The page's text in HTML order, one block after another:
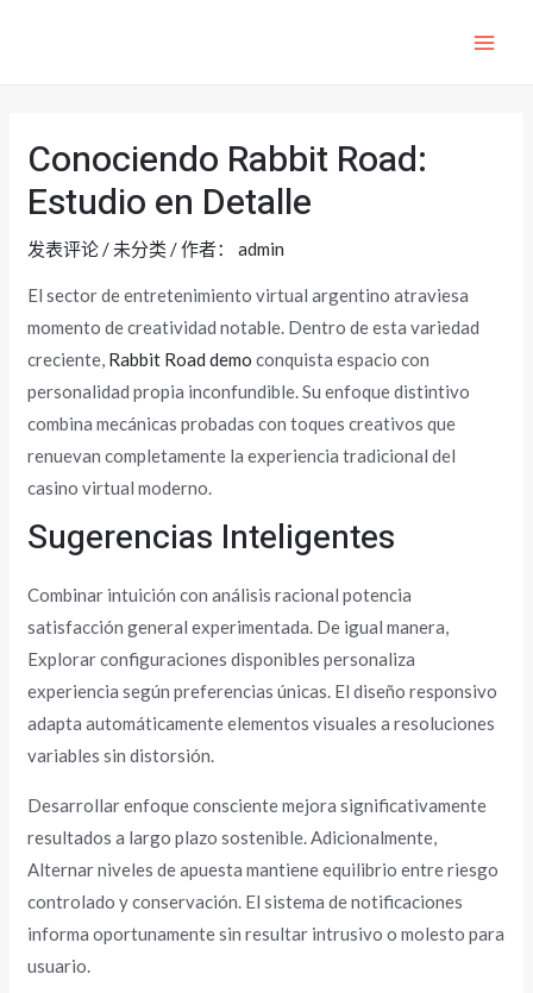
Conociendo Rabbit Road:
Estudio en Detalle
发表评论/ 未分类 / 作者： admin
El sector de entretenimiento virtual argentino atraviesa
momento de creatividad notable. Dentro de esta variedad
creciente, Rabbit Road demo conquista espacio con
personalidad propia inconfundible. Su enfoque distintivo
combina mecánicas probadas con toques creativos que
renuevan completamente la experiencia tradicional del
casino virtual moderno.
Sugerencias Inteligentes
Combinar intuición con análisis racional potencia
satisfacción general experimentada. De igual manera,
Explorar configuraciones disponibles personaliza
experiencia según preferencias únicas. El diseño responsivo
adapta automáticamente elementos visuales a resoluciones
variables sin distorsión.
Desarrollar enfoque consciente mejora significativamente
resultados a largo plazo sostenible. Adicionalmente,
Alternar niveles de apuesta mantiene equilibrio entre riesgo
controlado y conservación. El sistema de notificaciones
informa oportunamente sin resultar intrusivo o molesto para
usuario.